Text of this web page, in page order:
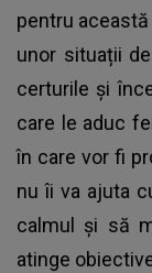
pentru
unor situații
certurile și
care le aduc
în care vor fi
nu îi va ajuta
calmul și să
atinge